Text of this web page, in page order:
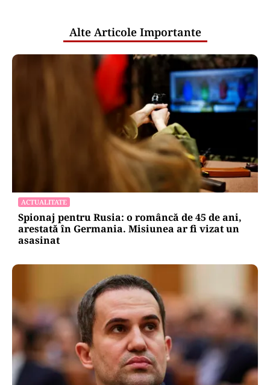
Alte Articole Importante
ACTUALITATE
Spionaj pentru Rusia: o româncă de 45 de ani,
arestată în Germania. Misiunea ar fi vizat un
asasinat